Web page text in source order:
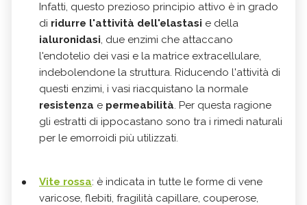
Infatti, questo prezioso principio attivo è in grado
di ridurre l'attività dell'elastasi e della
ialuronidasi, due enzimi che attaccano
l'endotelio dei vasi e la matrice extracellulare,
indebolendone la struttura. Riducendo l'attività di
questi enzimi, i vasi riacquistano la normale
resistenza e permeabilità. Per questa ragione
gli estratti di ippocastano sono tra i rimedi naturali
per le emorroidi più utilizzati.
Vite rossa: è indicata in tutte le forme di vene
varicose, flebiti, fragilità capillare, couperose,